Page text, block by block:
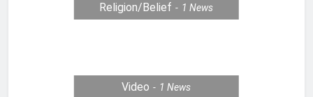
Religion/Belief 1News
Video 1News